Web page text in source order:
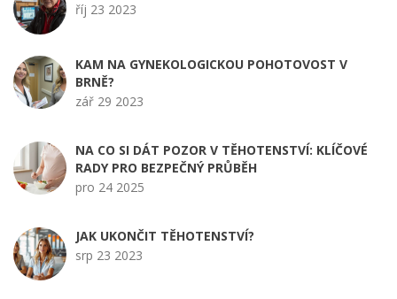
říj 23 2023
KAM NA GYNEKOLOGICKOU POHOTOVOST V
BRNĚ?
zář 29 2023
NA CO SI DÁT POZOR V TĚHOTENSTVÍ: KLÍČOVÉ
RADY PRO BEZPEČNÝ PRŮBĚH
pro 24 2025
JAK UKONČIT TĚHOTENSTVÍ?
srp 23 2023